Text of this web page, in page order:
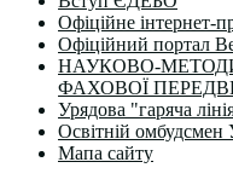
Офіційне інтернет-
Офіційний портал
НАУКОВО-
ФАХОВОЇ
Урядова "гаряча
Освітній омбудсмен
Мапа сайту